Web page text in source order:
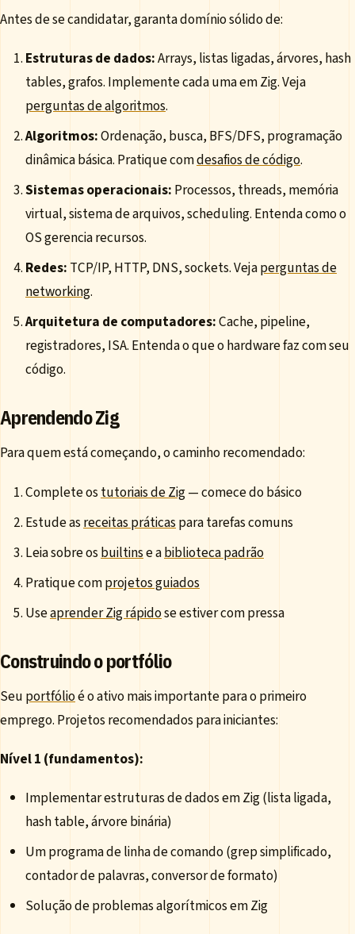
Antes de se candidatar, garanta domínio sólido de:
Estruturas de dados:Arrays, listas ligadas, árvores, hash
tables, grafos. Implemente cada uma em Zig. Veja
perguntas de algoritmos.
Algoritmos:Ordenação, busca, BFS/DFS, programação
dinâmica básica. Pratique comdesafios de código.
Sistemas operacionais: Processos, threads, memória
virtual, sistema de arquivos, scheduling. Entenda como o
OS gerencia recursos.
Redes: TCP/IP, HTTP, DNS, sockets. Vejaperguntas de
networking.
Arquitetura de computadores:Cache, pipeline,
registradores, ISA. Entenda o que o hardware faz com seu
código.
Aprendendo Zig
Para quem está começando, o caminho recomendado:
Complete ostutoriais de Zig— comece do básico
Estude asreceitas práticaspara tarefas comuns
Leia sobre osbuiltinse abiblioteca padrão
Pratique comprojetos guiados
Useaprender Zig rápidose estiver com pressa
Construindo o portfólio
Seu portfólioé o ativo mais importante para o primeiro
emprego. Projetos recomendados para iniciantes:
Nível 1 (fundamentos):
Implementar estruturas de dados em Zig (lista ligada,
hash table, árvore binária)
Um programa de linha de comando (grep simplificado,
contador de palavras, conversor de formato)
Solução de problemas algorítmicos em Zig